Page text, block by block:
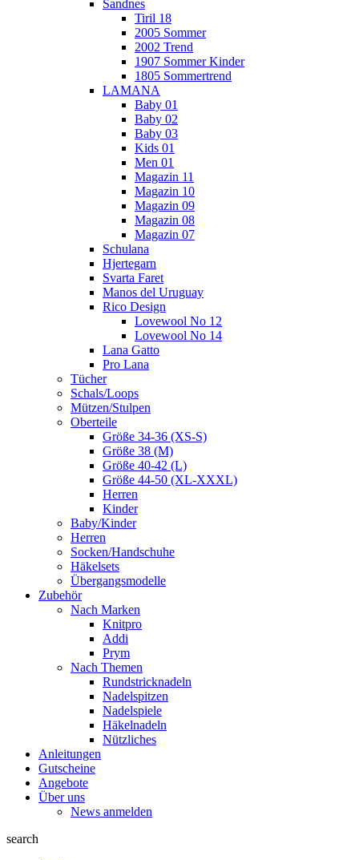
Sandnes
Tiril 18
2005 Sommer
2002 Trend
1907 Sommer Kinder
1805 Sommertrend
LAMANA
Baby 01
Baby 02
Baby 03
Kids 01
Men 01
Magazin 11
Magazin 10
Magazin 09
Magazin 08
Magazin 07
Schulana
Hjertegarn
Svarta Faret
Manos del Uruguay
Rico Design
Lovewool No 12
Lovewool No 14
Lana Gatto
Pro Lana
Tücher
Schals/Loops
Mützen/Stulpen
Oberteile
Größe 34-36 (XS-S)
Größe 38 (M)
Größe 40-42 (L)
Größe 44-50 (XL-XXXL)
Herren
Kinder
Baby/Kinder
Herren
Socken/Handschuhe
Häkelsets
Übergangsmodelle
Zubehör
Nach Marken
Knitpro
Addi
Prym
Nach Themen
Rundstricknadeln
Nadelspitzen
Nadelspiele
Häkelnadeln
Nützliches
Anleitungen
Gutscheine
Angebote
Über uns
News anmelden
search